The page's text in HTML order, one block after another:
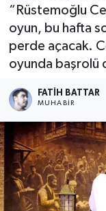
“Rüstemoğlu
oyun, bu hafta
perde açacak.
oyunda başrolü
FATIH BATTAR
MUHABIR
GÜNCEL
AKTÜEL
EĞİTİM
İLÇELER
OTOPARK
TEKNOLOJİ
Tüm
Son Dakika
Haber Arşivi